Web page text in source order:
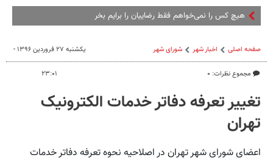
هیچ کس را نمی‌خواهم فقط رضاییان را برایم بخرید | مقصد رامین
صفحه اصلی اخبار شهر شورای شهر
مجموع نظرات: ۰
یکشنبه ۲۷ فروردین ۱۳۹۶ -
۲۳:۰۱
تغییر تعرفه دفاتر خدمات الکترونیک
تهران
اعضای شورای شهر تهران در اصلاحیه نحوه تعرفه دفاتر خدمات